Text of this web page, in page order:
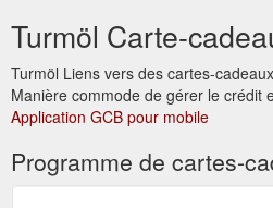
Turmöl Carte-
Turmöl Liens vers des cartes-
Manière commode de gérer le crédit
Application GCB pour mobile
Programme de cartes-